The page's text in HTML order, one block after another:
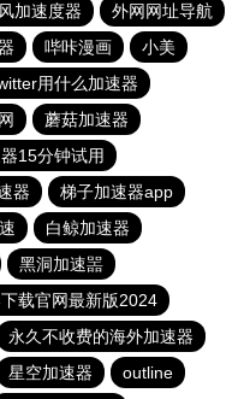
加速度器
外网网址导航
哔咔漫画
小美
用什么加速器
蘑菇加速器
15分钟试用
器
梯子加速器app
白鲸加速器
黑洞加速噐
载官网最新版2024
永久不收费的海外加速器
星空加速器 outline